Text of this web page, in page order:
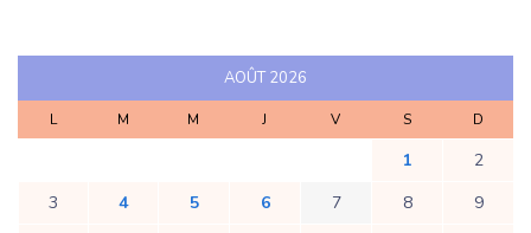
AOÛT 2026
L M M J V S D
1
2
3
4 5 6 7 8
9